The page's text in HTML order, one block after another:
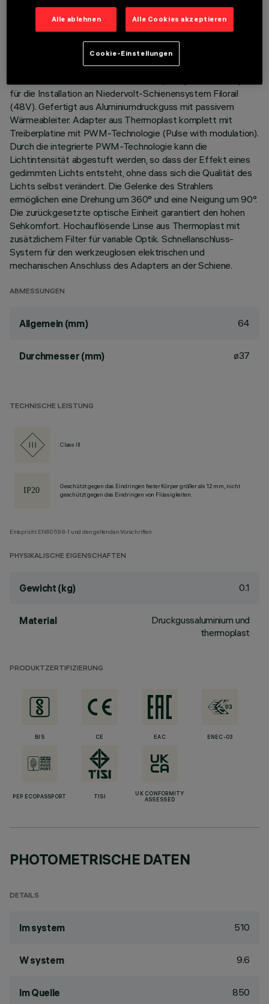
TECHNISCHE DATEN
für die Installation an Niedervolt-Schienensystem Filorail
(48V). Gefertigt aus Aluminiumdruckguss mit passivem
Wärmeableiter. Adapter aus Thermoplast komplett mit
Treiberplatine mit PWM-Technologie (Pulse with modulation).
Durch die integrierte PWM-Technologie kann die
Lichtintensität abgestuft werden, so dass der Effekt eines
gedimmten Lichts entsteht, ohne dass sich die Qualität des
Lichts selbst verändert. Die Gelenke des Strahlers
ermöglichen eine Drehung um 360° und eine Neigung um 90°.
Die zurückgesetzte optische Einheit garantiert den hohen
Sehkomfort. Hochauflösende Linse aus Thermoplast mit
zusätzlichem Filter für variable Optik. Schnellanschluss-
System für den werkzeuglosen elektrischen und
mechanischen Anschluss des Adapters an der Schiene.
ABMESSUNGEN
Allgemein (mm) 64
Durchmesser (mm) ø37
TECHNISCHE LEISTUNG
Class III
Geschützt gegen das Eindringen fester Körper größer als 12 mm, nicht
geschützt gegen das Eindringen von Flüssigkeiten.
Entspricht EN60598-1 und den geltenden Vorschriften.
PHYSIKALISCHE EIGENSCHAFTEN
Gewicht (kg) 0.1
Material
Druckgussaluminium und
thermoplast
PRODUKTZERTIFIZIERUNG
BIS CE EAC ENEC-03
PEP ECOPASSPORT TISI
UK CONFORMITY
ASSESSED
PHOTOMETRISCHE DATEN
DETAILS
lm system 510
W system 9.6
lm Quelle 850
Alle ablehnen Alle Cookies akzeptieren
Cookie-Einstellungen